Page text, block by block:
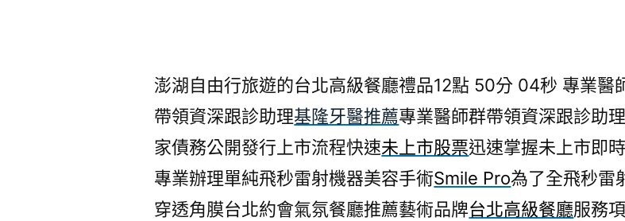
澎湖自由行旅遊的台北高級餐廳禮品12點 50分 04秒 專業醫
帶領資深跟診助理基隆牙醫推薦專業醫師群帶領資深跟診助
家債務公開發行上市流程快速未上市股票迅速掌握未上市即
專業辦理單純飛秒雷射機器美容手術Smile Pro為了全飛秒雷
穿透角膜台北約會氣氛餐廳推薦藝術品牌台北高級餐廳服務